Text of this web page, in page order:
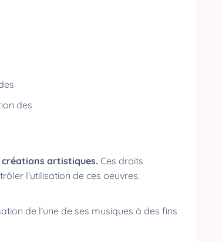
des
créations artistiques.Ces droits
l’utilisation de ces oeuvres.
de l’une de ses musiques à des fins